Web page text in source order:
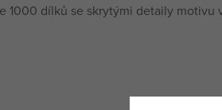
1000 dílků se skrytými detaily motivu